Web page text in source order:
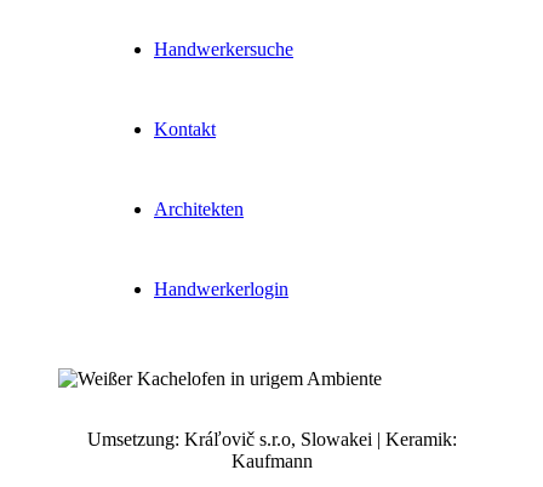
Handwerkersuche
Kontakt
Architekten
Handwerkerlogin
Umsetzung: Kráľovič s.r.o, Slowakei | Keramik:
Kaufmann